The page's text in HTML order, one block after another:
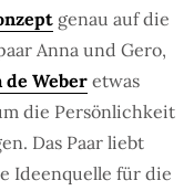
genau auf die
Anna und Gero,
de Weber etwas
die Persönlichkeit
Das Paar liebt
Ideenquelle für die